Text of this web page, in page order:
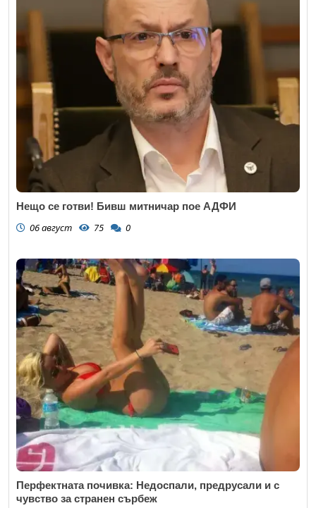
Нещо се готви! Бивш митничар пое АДФИ
06 август 75 0
Перфектната почивка: Недоспали, предрусали и с
чувство за странен сърбеж